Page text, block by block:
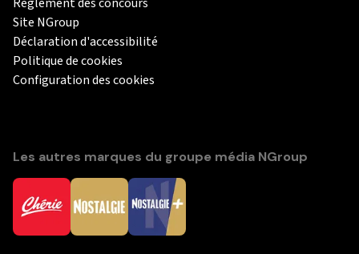
Site NGroup
Déclaration d'accessibilité
Politique de cookies
Configuration des cookies
Les autres marques du groupe média NGroup